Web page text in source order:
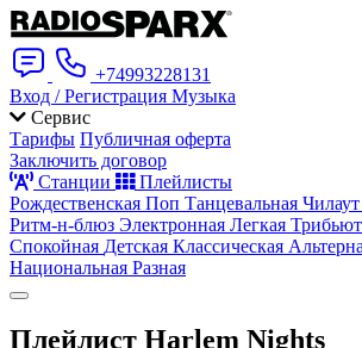
+74993228131
Вход / Регистрация Музыка
Сервис
Тарифы Публичная оферта
Заключить договор
Станции
Плейлисты
Рождественская Поп Танцевальная Чилаут
Ритм-н-блюз Электронная Легкая Трибьют
Спокойная Детская Классическая
Национальная Разная
Плейлист Harlem Nights